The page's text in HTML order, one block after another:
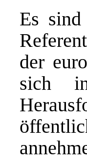
Es
der
sich